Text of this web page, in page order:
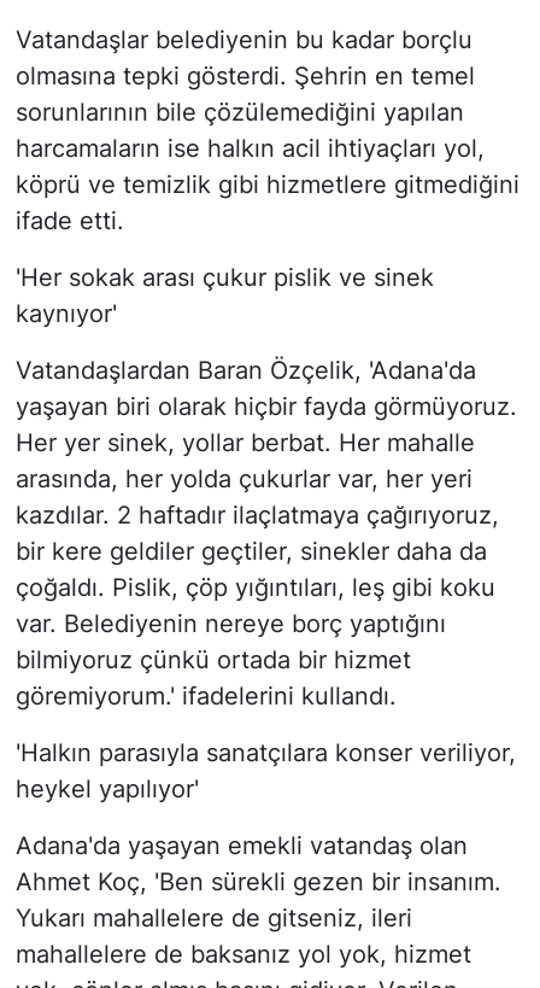
Vatandaşlar belediyenin bu kadar borçlu
olmasına tepki gösterdi. Şehrin en temel
sorunlarının bile çözülemediğini yapılan
harcamaların ise halkın acil ihtiyaçları yol,
köprü ve temizlik gibi hizmetlere gitmediğini
ifade etti.
'Her sokak arası çukur pislik ve sinek
kaynıyor'
Vatandaşlardan Baran Özçelik, 'Adana'da
yaşayan biri olarak hiçbir fayda görmüyoruz.
Her yer sinek, yollar berbat. Her mahalle
arasında, her yolda çukurlar var, her yeri
kazdılar. 2 haftadır ilaçlatmaya çağırıyoruz,
bir kere geldiler geçtiler, sinekler daha da
çoğaldı. Pislik, çöp yığıntıları, leş gibi koku
var. Belediyenin nereye borç yaptığını
bilmiyoruz çünkü ortada bir hizmet
göremiyorum.' ifadelerini kullandı.
'Halkın parasıyla sanatçılara konser veriliyor,
heykel yapılıyor'
Adana'da yaşayan emekli vatandaş olan
Ahmet Koç, 'Ben sürekli gezen bir insanım.
Yukarı mahallelere de gitseniz, ileri
mahallelere de baksanız yol yok, hizmet